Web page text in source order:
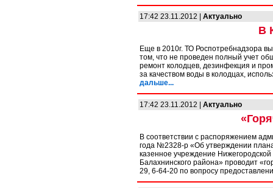
17:42 23.11.2012 | Актуально
В
Еще в 2010г. ТО Роспотребнадзора
том, что не проведен полный учет
ремонт колодцев, дезинфекция и
за качеством воды в колодцах,
дальше...
17:42 23.11.2012 | Актуально
В соответствии с распоряжением
года №2328-р «Об утверждении
казенное учреждение
Балахнинского района» проводит
29, 6-64-20 по вопросу